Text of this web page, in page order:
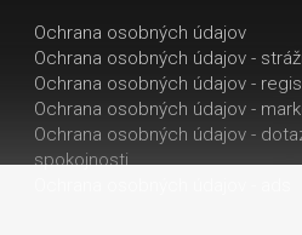
Ochrana osobných údajov
Ochrana osobných údajov -
Ochrana osobných údajov -
Ochrana osobných údajov -
Ochrana osobných údajov -
spokojnosti